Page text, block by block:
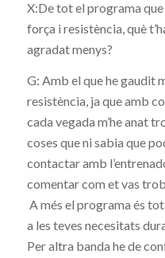
X:De tot el programa
força i resistència, què
agradat menys?
G: Amb el que he gaudit
resistència, ja que amb
cada vegada m’he anat
coses que ni sabia que
contactar amb
comentar com et vas
A més el programa és
a les teves necesitats
Per altra banda he de